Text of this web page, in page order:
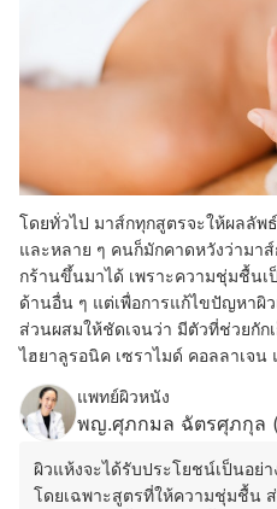
โดยทั่วไป มาส์กทุกสูตรจะให้ผลลัพ
และหลาย ๆ คนก็มักคาดหวังว่ามา
กร้านขึ้นมาได้ เพราะความชุ่มชื้น
ด้านอื่น ๆ แต่เพื่อการแก้ไขปัญหาผิ
ส่วนผสมให้ชัดเจนว่า มีตัวที่ช่วยกัก
ไฮยาลูรอนิค เซราไมด์ คอลลาเจน
แพทย์ผิวหนัง
พญ.ศุภกมล ฉัตรศุภกุล
ผิวแห้งจะได้รับประโยชน์เป็นอย่
โดยเฉพาะสูตรที่ให้ความชุ่มชื้น